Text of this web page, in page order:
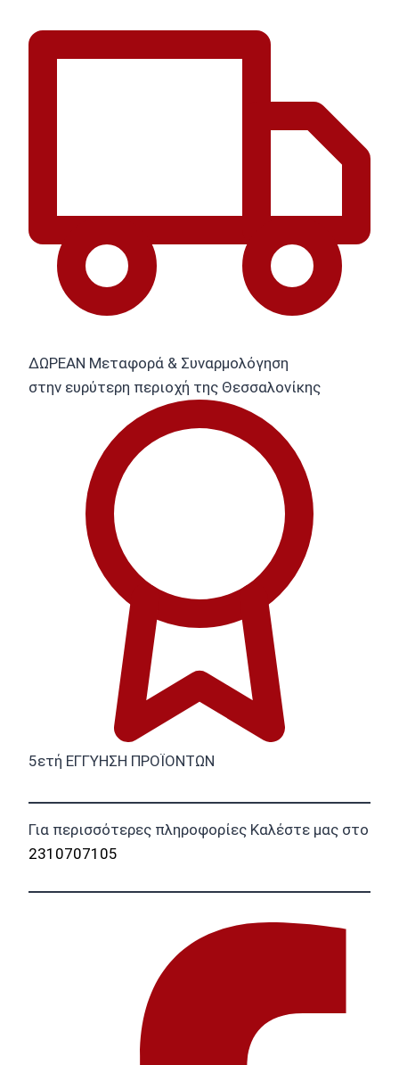
ΔΩΡΕΑΝ Μεταφορά & Συναρμολόγηση
στην ευρύτερη περιοχή της Θεσσαλονίκης
5ετή ΕΓΓΥΗΣΗ ΠΡΟΪΟΝΤΩΝ
Για περισσότερες πληροφορίες Καλέστε μας στο
2310707105